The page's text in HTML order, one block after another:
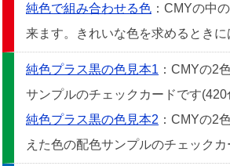
純色で組み合わせる色 ：CMYの中
来ます。きれいな色を求めるとき
純色プラス黒の色見本1 ：CMYの2
サンプルのチェックカードです(420
純色プラス黒の色見本2 ：CMYの2
えた色の配色サンプルのチェック